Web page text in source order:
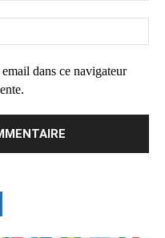
dans ce navigateur